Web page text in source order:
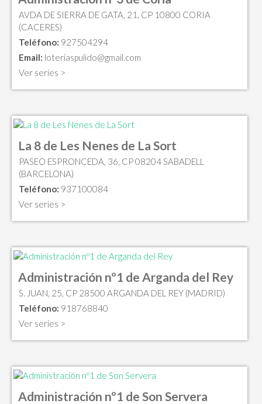
AVDA DE SIERRA DE GATA, 21, CP 10800 CORIA
(CACERES)
Teléfono: 927504294
Email: loteriaspulido@gmail.com
Ver series >
La 8 de Les Nenes de La Sort
PASEO ESPRONCEDA, 36, CP 08204 SABADELL
(BARCELONA)
Teléfono: 937100084
Ver series >
Administración nº1 de Arganda del Rey
S. JUAN, 25, CP 28500 ARGANDA DEL REY (MADRID)
Teléfono: 918768840
Ver series >
Administración nº1 de Son Servera